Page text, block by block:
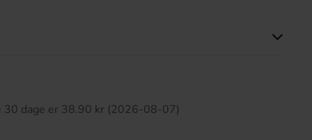
30 dage er 38.90 kr (2026-08-07)